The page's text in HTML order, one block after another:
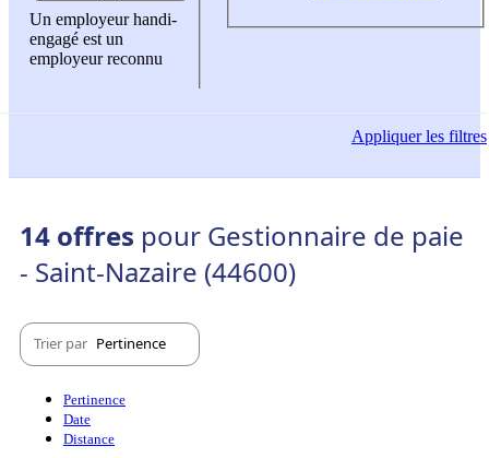
Un employeur handi-
engagé est un
employeur reconnu
Appliquerles filtres
14 offres pour Gestionnaire de paie
- Saint-Nazaire (44600)
Trier par Pertinence
Pertinence
Date
Distance